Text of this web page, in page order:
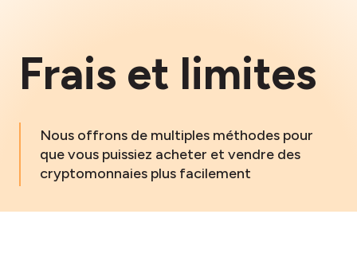
Frais et limites
Nous offrons de multiples méthodes pour
que vous puissiez acheter et vendre des
cryptomonnaies plus facilement